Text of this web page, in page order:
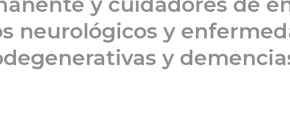
neurológicos y
y